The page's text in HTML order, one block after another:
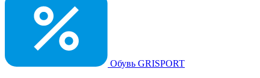
Обувь GRISPORT